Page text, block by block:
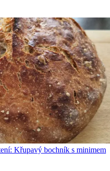
Křupavý bochník s minimem